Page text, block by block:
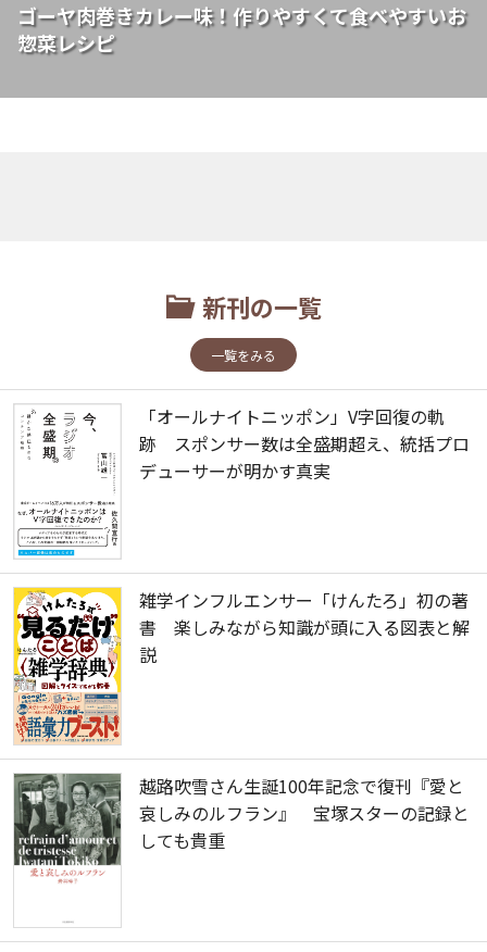
ゴーヤ肉巻きカレー味！作りやすくて食べやすいお
惣菜レシピ
新刊の一覧
一覧をみる
「オールナイトニッポン」V字回復の軌
跡 スポンサー数は全盛期超え、統括プロ
デューサーが明かす真実
雑学インフルエンサー「けんたろ」初の著
書 楽しみながら知識が頭に入る図表と解
説
越路吹雪さん生誕100年記念で復刊『愛と
哀しみのルフラン』 宝塚スターの記録と
しても貴重